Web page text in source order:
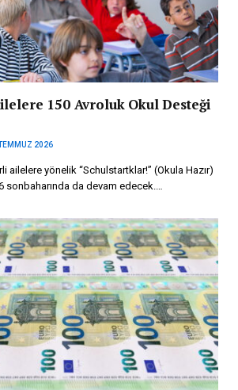
150 Avroluk Okul Desteği
2026
ailelere yönelik “Schulstartklar!” (Okula Hazır)
sonbaharında da devam edecek.…